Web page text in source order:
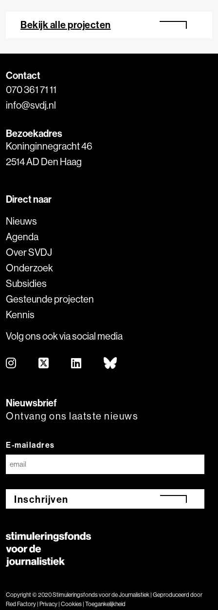
Bekijk alle projecten
Contact
070 361 71 11
info@svdj.nl
Bezoekadres
Koninginnegracht 46
2514 AD Den Haag
Direct naar
Nieuws
Agenda
Over SVDJ
Onderzoek
Subsidies
Gesteunde projecten
Kennis
Volg ons ook via social media
Nieuwsbrief
Ontvang ons laatste nieuws
E-mailadres
Inschrijven
Copyright © 2020 Stimuleringsfonds voor de Journalistiek | Geproduceerd door
Red Factory | Privacy | Cookies | Toegankelijkheid